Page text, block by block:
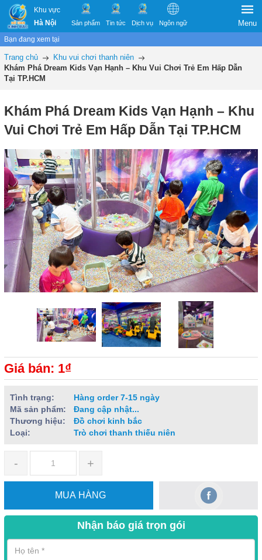
Khu vực
Hà Nội
Sản phẩm Tin tức Dịch vụ Ngôn ngữ Menu
Bạn đang xem tại
Trang chủ
Khu vui chơi thanh niên
Khám Phá Dream Kids Vạn Hạnh – Khu Vui Chơi Trẻ Em Hấp Dẫn
Tại TP.HCM
Khám Phá Dream Kids Vạn Hạnh – Khu
Vui Chơi Trẻ Em Hấp Dẫn Tại TP.HCM
Giá bán: 1₫
Tình trạng:
Hàng order 7-15 ngày
Mã sản phẩm:
Đang cập nhật...
Thương hiệu:
Đồ chơi kinh bắc
Loại:
Trò chơi thanh thiếu niên
- +
MUA HÀNG
Nhận báo giá trọn gói